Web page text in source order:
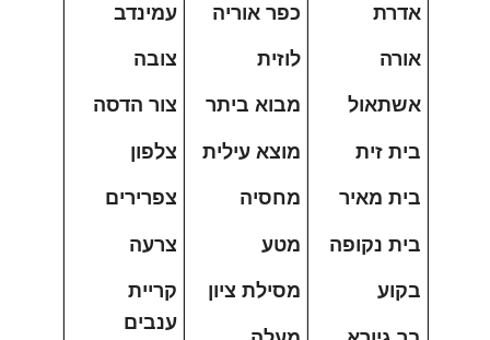
אדרת
אורה
אשתאול
בית זית
בית מאיר
בית נקופה
בקוע
כפר אוריה
לוזית
מבוא ביתר
מוצא עילית
מחסיה
מטע
מסילת ציון
עמינדב
צובה
צור הדסה
צלפון
צפרירים
צרעה
קריית
ענבים